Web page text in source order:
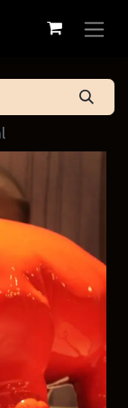
Alessi
@alessi.uy